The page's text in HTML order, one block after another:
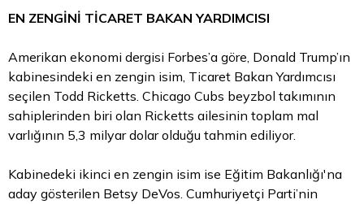
EN ZENGİNİ TİCARET BAKAN YARDIMCISI
Amerikan ekonomi dergisi Forbes’a göre, Donald Trump’ın
kabinesindeki en zengin isim, Ticaret Bakan Yardımcısı
seçilen Todd Ricketts. Chicago Cubs beyzbol takımının
sahiplerinden biri olan Ricketts ailesinin toplam mal
varlığının 5,3 milyardolarolduğu tahmin ediliyor.
Kabinedeki ikinci en zengin isim ise Eğitim Bakanlığı'na
aday gösterilen Betsy DeVos. Cumhuriyetçi Parti’nin